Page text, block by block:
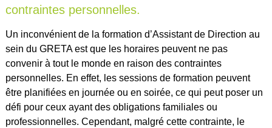
contraintes personnelles.
Un inconvénient de la formation d’Assistant de Direction au
sein du GRETA est que les horaires peuvent ne pas
convenir à tout le monde en raison des contraintes
personnelles. En effet, les sessions de formation peuvent
être planifiées en journée ou en soirée, ce qui peut poser un
défi pour ceux ayant des obligations familiales ou
professionnelles. Cependant, malgré cette contrainte, le